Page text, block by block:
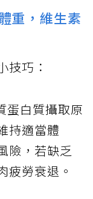
重，維生素
技巧：
蛋白質攝取原
持適當體
險，若缺乏
疲勞衰退。